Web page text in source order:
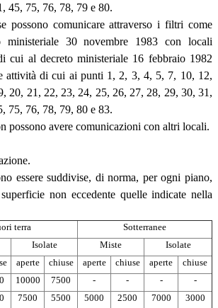
45, 75, 76, 78, 79 e 80.
possono comunicare attraverso i filtri come
ministeriale 30 novembre 1983 con locali
cui al decreto ministeriale 16 febbraio 1982
attività di cui ai punti 1, 2, 3, 4, 5, 7, 10, 12,
20, 21, 22, 23, 24, 25, 26, 27, 28, 29, 30, 31,
75, 76, 78, 79, 80 e 83.
possono avere comunicazioni con altri locali.
essere suddivise, di norma, per ogni piano,
non eccedente quelle indicate nella
terra
Sotterranee
Isolate Miste
Isolate
aperte chiuse aperte chiuse aperte
chiuse
10000 7500 - - -
-
7500 5500 5000 2500 7000
3000